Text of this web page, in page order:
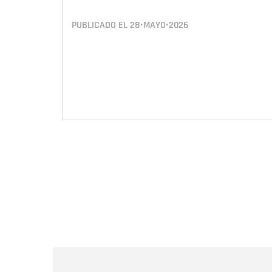
PUBLICADO EL 28•MAYO•2026